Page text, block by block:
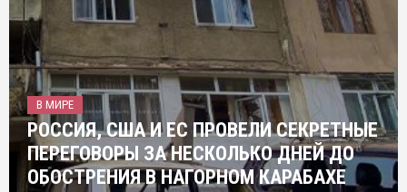
В МИРЕ
РОССИЯ, США И ЕС ПРОВЕЛИ СЕКРЕТНЫЕ
ПЕРЕГОВОРЫ ЗА НЕСКОЛЬКО ДНЕЙ ДО
ОБОСТРЕНИЯ В НАГОРНОМ КАРАБАХЕ